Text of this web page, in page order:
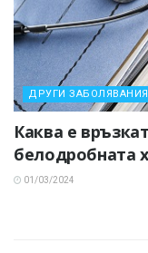
ДРУГИ ЗАБОЛЯВАНИЯ
Каква е
белодробната
01/03/2024